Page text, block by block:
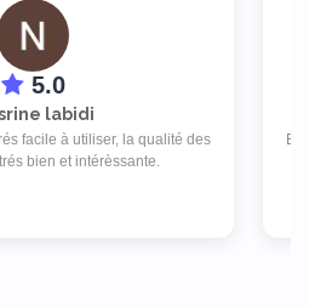
5.0
labidi
facile à utiliser, la qualité des
bien et intérèssante.